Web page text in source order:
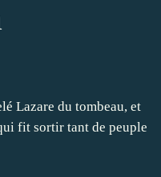
Lazare du tombeau, et
fit sortir tant de peuple